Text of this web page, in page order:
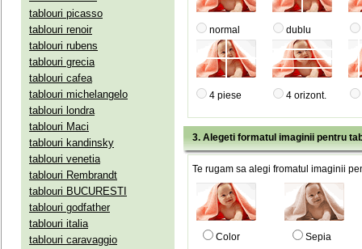
tablouri picasso
tablouri renoir
tablouri rubens
tablouri grecia
tablouri cafea
tablouri michelangelo
tablouri londra
tablouri Maci
tablouri kandinsky
tablouri venetia
tablouri Rembrandt
tablouri BUCURESTI
tablouri godfather
tablouri italia
tablouri caravaggio
normal dublu
4 piese 4 orizont.
3. Alegeti formatul imaginii pentru
Te rugam sa alegi fromatul imaginii
Color Sepia